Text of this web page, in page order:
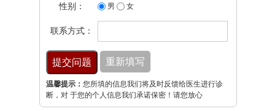
性别： 男 女
联系方式：
温馨提示： 您所填的信息我们将及时反馈给医生进行诊
断，对 于您的个人信息我们承诺保密！请您放心